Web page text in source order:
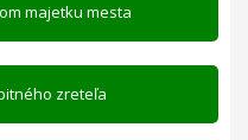
majetku mesta
zreteľa